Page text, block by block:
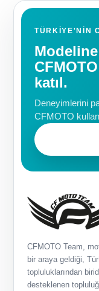
TÜRKIYE'NIN
katıl.
Deneyimlerini
CFMOTO
CFMOTO Team,
bir araya geldiği,
topluluklarından
desteklenen